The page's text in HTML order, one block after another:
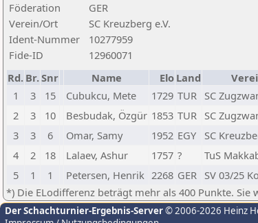
Föderation
GER
Verein/Ort
SC Kreuzberg e.V.
Ident-Nummer
10277959
Fide-ID
12960071
Rd. Br.Snr Name Elo Land
1
3 15 Cubukcu, Mete 1729 TUR SC
2
3 10 Besbudak, Özgür 1853 TUR SC
3
3 6 Omar, Samy 1952 EGY SC
4
2 18 Lalaev, Ashur 1757 ? TuS
5
1 1 Petersen, Henrik 2268 GER SV 03/25
*) Die ELodifferenz beträgt mehr als 400 Punkte. Sie
Der Schachturnier-Ergebnis-Server© 2006-2026 Heinz